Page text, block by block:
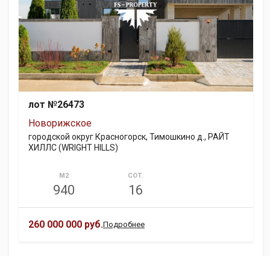
лот №26473
Новорижское
городской округ Красногорск, Тимошкино д., РАЙТ
ХИЛЛС (WRIGHT HILLS)
М2
940
СОТ.
16
260 000 000 руб.Подробнее